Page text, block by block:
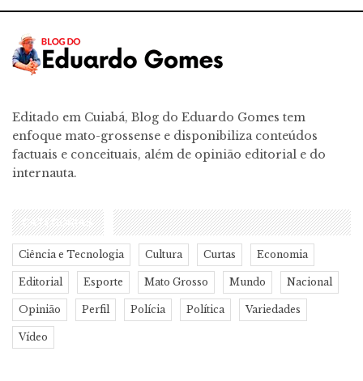
Editado em Cuiabá, Blog do Eduardo Gomes tem
enfoque mato-grossense e disponibiliza conteúdos
factuais e conceituais, além de opinião editorial e do
internauta.
CATEGORIAS
Ciência e Tecnologia Cultura Curtas Economia
Editorial Esporte Mato Grosso Mundo Nacional
Opinião Perfil Polícia Política Variedades
Vídeo